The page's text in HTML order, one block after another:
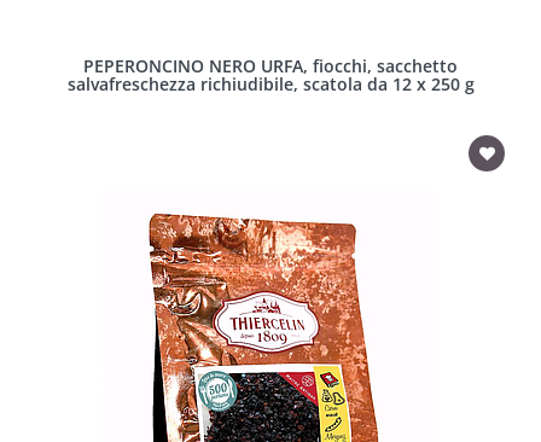
PEPERONCINO NERO URFA, fiocchi, sacchetto
salvafreschezza richiudibile, scatola da 12 x 250 g